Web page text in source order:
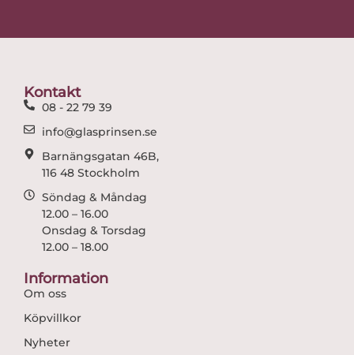
Kontakt
08 - 22 79 39
info@glasprinsen.se
Barnängsgatan 46B,
116 48 Stockholm
Söndag & Måndag
12.00 – 16.00
Onsdag & Torsdag
12.00 – 18.00
Information
Om oss
Köpvillkor
Nyheter